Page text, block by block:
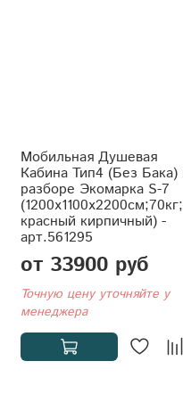
Мобильная Душевая
Кабина Тип4 (Без Бака) в
разборе Экомарка S-7
(1200x1100x2200см;70кг;
красный кирпичный) -
арт.561295
от 33900 руб
Точную цену уточняйте у
менеджера